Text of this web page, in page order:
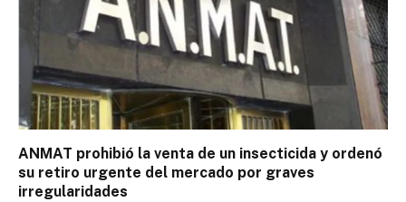
ANMAT prohibió la venta de un insecticida y ordenó
su retiro urgente del mercado por graves
irregularidades